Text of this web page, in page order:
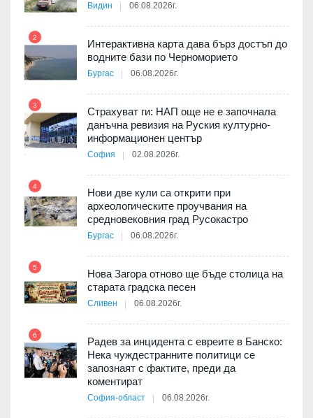
Видин 06.08.2026г.
2
Интерактивна карта дава бърз достъп до
водните бази по Черноморието
Бургас 06.08.2026г.
3
Страхуват ги: НАП още не е започнала
данъчна ревизия на Руския културно-
информационен център
София 02.08.2026г.
4
Нови две кули са открити при
археологическите проучвания на
средновековния град Русокастро
Бургас 06.08.2026г.
5
Нова Загора отново ще бъде столица на
старата градска песен
Сливен 06.08.2026г.
6
Радев за инцидента с евреите в Банско:
Нека чуждестранните политици се
запознаят с фактите, преди да
коментират
София-област 06.08.2026г.